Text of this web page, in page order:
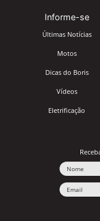
Informe-se
Últimas Notícias
Motos
Dicas do Boris
Vídeos
Eletrificação